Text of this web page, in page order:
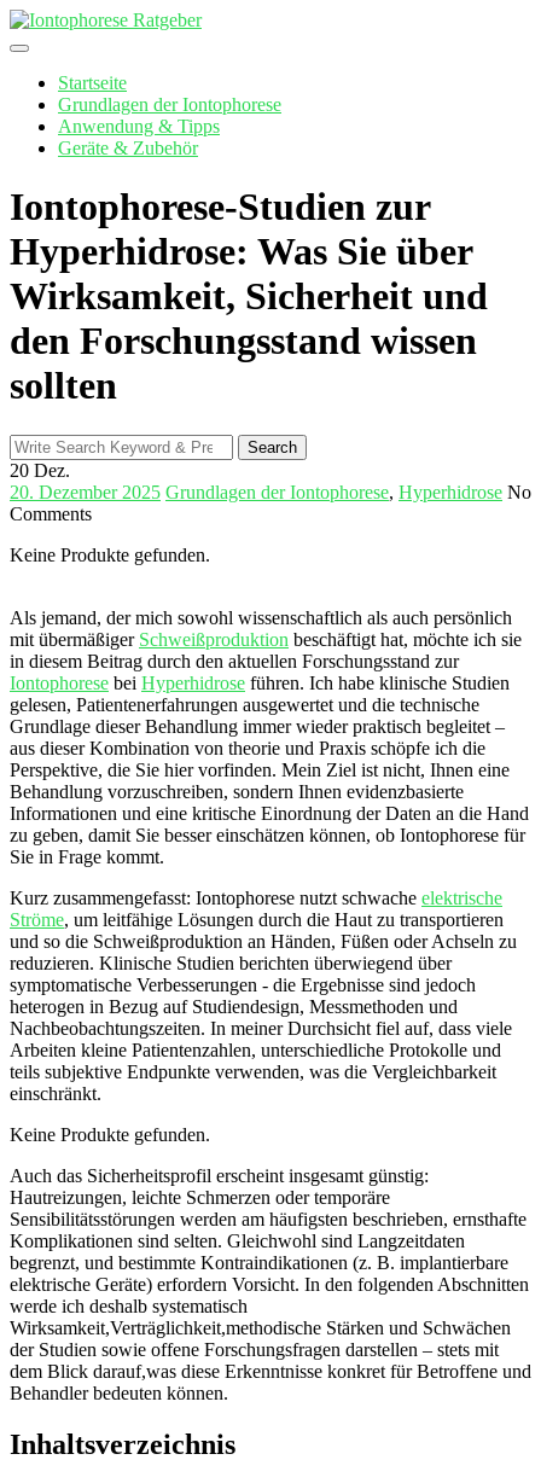
Skip
to
Startseite
Grundlagen der Iontophorese
Anwendung & Tipps
Geräte & Zubehör
Iontophorese-Studien zur
Hyperhidrose: Was Sie über
Wirksamkeit, Sicherheit und
den Forschungsstand wissen
sollten
Search
for:
Search
20 Dez.
20. Dezember 2025 Grundlagen der Iontophorese, Hyperhidrose No
Comments
Keine Produkte gefunden.
Als jemand, ⁢der mich sowohl wissenschaftlich als auch persönlich
mit übermäßiger Schweißproduktion beschäftigt hat,⁤ möchte ich sie
in diesem Beitrag durch den aktuellen Forschungsstand zur
Iontophorese bei Hyperhidrose führen. Ich habe klinische Studien
gelesen,‍ Patientenerfahrungen ausgewertet und die technische
Grundlage dieser Behandlung immer wieder praktisch begleitet –
aus dieser ​Kombination von theorie‌ und Praxis schöpfe ich die
Perspektive, die⁤ Sie hier vorfinden. Mein Ziel ist nicht, ​Ihnen eine⁢
Behandlung vorzuschreiben, sondern Ihnen evidenzbasierte
Informationen und eine kritische Einordnung der Daten​ an die ​Hand
zu geben,⁤ damit Sie besser einschätzen können, ob Iontophorese für⁤
Sie in Frage kommt.
Kurz zusammengefasst: ‌Iontophorese nutzt schwache elektrische
Ströme, um leitfähige Lösungen durch die Haut ​zu transportieren
⁢und so die Schweißproduktion an Händen, Füßen ​oder Achseln zu
reduzieren. Klinische Studien‌ berichten überwiegend über
symptomatische Verbesserungen -‍ die​ Ergebnisse sind⁢ jedoch
heterogen in Bezug auf Studiendesign, Messmethoden und‌
Nachbeobachtungszeiten. In meiner Durchsicht fiel ⁣auf, dass viele⁣
Arbeiten kleine Patienten­zahlen, unterschiedliche Protokolle und
teils subjektive Endpunkte verwenden, was ⁢die Vergleichbarkeit
‍einschränkt.
Keine Produkte gefunden.
Auch das Sicherheitsprofil erscheint insgesamt⁤ günstig:
Hautreizungen, leichte ‌Schmerzen ⁣oder temporäre
Sensibilitätsstörungen werden⁤ am häufigsten beschrieben, ernsthafte
‌Komplikationen sind selten. Gleichwohl sind ⁣Langzeitdaten
begrenzt,‌ und bestimmte Kontraindikationen (z. B. implantierbare
elektrische‌ Geräte) erfordern ⁢Vorsicht. In den⁣ folgenden⁤ Abschnitten
werde ‍ich deshalb systematisch
Wirksamkeit,Verträglichkeit,methodische Stärken und Schwächen
der Studien sowie⁣ offene Forschungsfragen⁢ darstellen – stets ‍mit
dem​ Blick darauf,was ⁢diese Erkenntnisse ‌konkret ​für⁤ Betroffene und
Behandler bedeuten können.
Inhaltsverzeichnis